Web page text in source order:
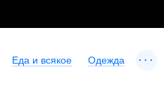
Еда и всякое Одежда ...